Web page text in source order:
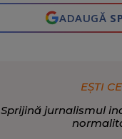
ADAUGĂ
EȘTI
Sprijină jurnalismul